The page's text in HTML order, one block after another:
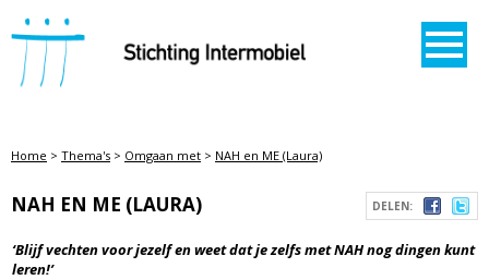
STICHTING INTERMOBIEL
Home > Thema's > Omgaan met > NAH en ME (Laura)
DELEN:
NAH EN ME (LAURA)
‘Blijf vechten voor jezelf en weet dat je zelfs met NAH nog dingen kunt
leren!’